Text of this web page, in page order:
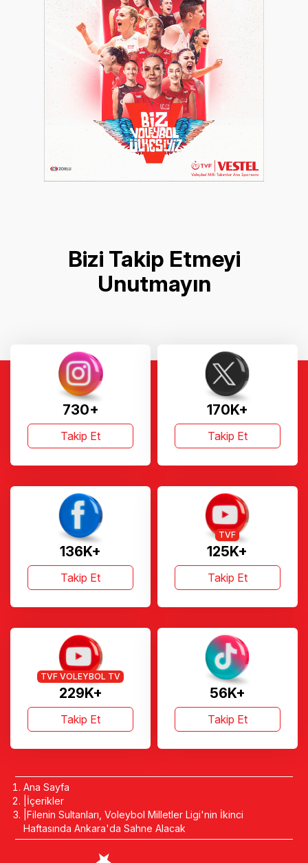
Bizi Takip Etmeyi
Unutmayın
730+
Takip Et
170K+
Takip Et
136K+
Takip Et
125K+
TVF
Takip Et
229K+
TVF VOLEYBOL TV
Takip Et
56K+
Takip Et
Ana Sayfa
İçerikler
Filenin Sultanları, Voleybol Milletler Ligi'nin İkinci
Haftasında Ankara'da Sahne Alacak